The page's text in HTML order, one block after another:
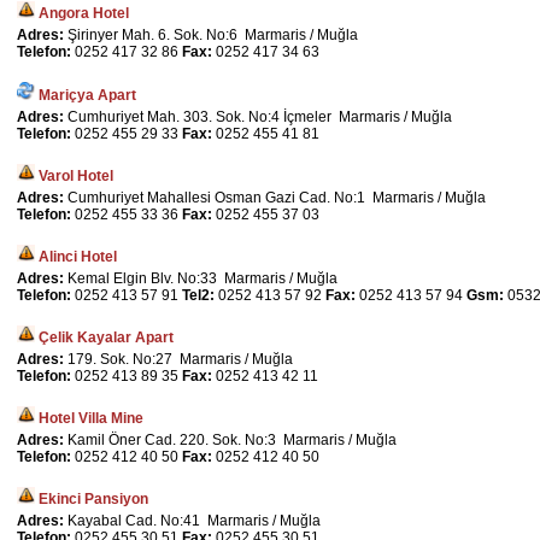
Angora Hotel
Adres: Şirinyer Mah. 6. Sok. No:6 Marmaris / Muğla
Telefon: 0252 417 32 86 Fax: 0252 417 34 63
Mariçya Apart
Adres: Cumhuriyet Mah. 303. Sok. No:4 İçmeler Marmaris / Muğla
Telefon: 0252 455 29 33 Fax: 0252 455 41 81
Varol Hotel
Adres: Cumhuriyet Mahallesi Osman Gazi Cad. No:1 Marmaris / Muğla
Telefon: 0252 455 33 36 Fax: 0252 455 37 03
Alinci Hotel
Adres: Kemal Elgin Blv. No:33 Marmaris / Muğla
Telefon: 0252 413 57 91 Tel2: 0252 413 57 92 Fax: 0252 413 57 94 Gsm:
Çelik Kayalar Apart
Adres: 179. Sok. No:27 Marmaris / Muğla
Telefon: 0252 413 89 35 Fax: 0252 413 42 11
Hotel Villa Mine
Adres: Kamil Öner Cad. 220. Sok. No:3 Marmaris / Muğla
Telefon: 0252 412 40 50 Fax: 0252 412 40 50
Ekinci Pansiyon
Adres: Kayabal Cad. No:41 Marmaris / Muğla